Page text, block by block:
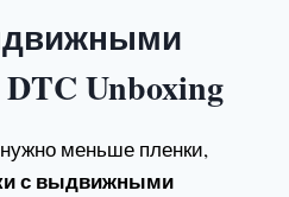
Unboxing
меньше пленки,
с выдвижными